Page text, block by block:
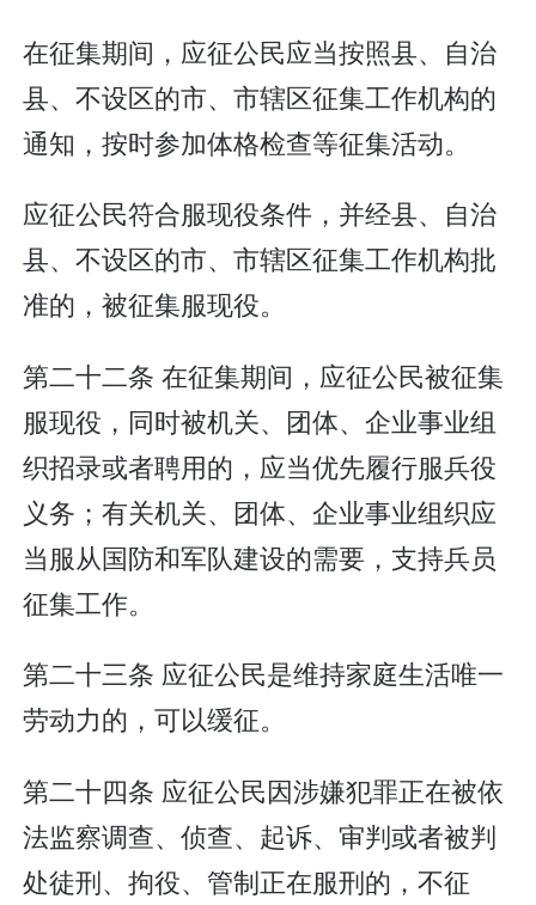
在征集期间，应征公民应当按照县、自治
县、不设区的市、市辖区征集工作机构的
通知，按时参加体格检查等征集活动。
应征公民符合服现役条件，并经县、自治
县、不设区的市、市辖区征集工作机构批
准的，被征集服现役。
第二十二条 在征集期间，应征公民被征集
服现役，同时被机关、团体、企业事业组
织招录或者聘用的，应当优先履行服兵役
义务；有关机关、团体、企业事业组织应
当服从国防和军队建设的需要，支持兵员
征集工作。
第二十三条 应征公民是维持家庭生活唯一
劳动力的，可以缓征。
第二十四条 应征公民因涉嫌犯罪正在被依
法监察调查、侦查、起诉、审判或者被判
处徒刑、拘役、管制正在服刑的，不征